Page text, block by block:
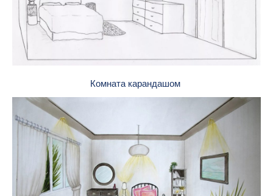
Комната карандашом